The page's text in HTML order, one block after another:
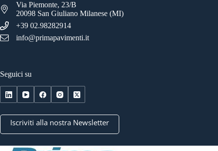
Via Piemonte, 23/B
20098 San Giuliano Milanese (MI)
+39 02.98282914
info@primapavimenti.it
Seguici su
Iscriviti alla nostra Newsletter